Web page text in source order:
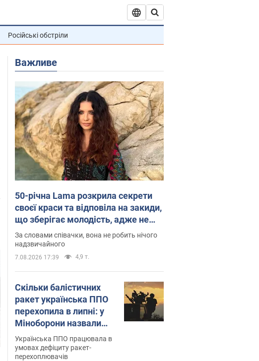
Російські обстріли
Важливе
50-річна Lama розкрила секрети
своєї краси та відповіла на закиди,
що зберігає молодість, адже не
має дітей
За словами співачки, вона не робить нічого
надзвичайного
7.08.2026 17:39 4,9 т.
Скільки балістичних
ракет українська ППО
перехопила в липні: у
Міноборони назвали
цифру
Українська ППО працювала в
умовах дефіциту ракет-
перехоплювачів